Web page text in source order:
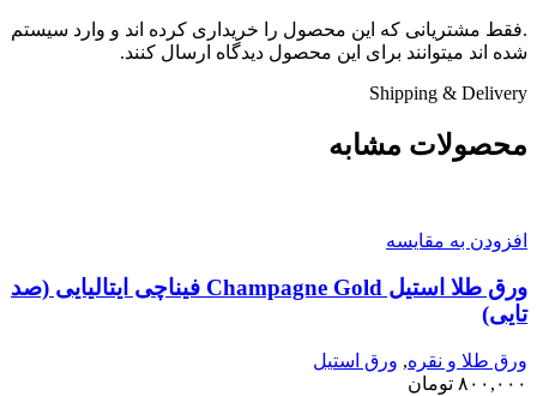
.فقط مشتریانی که این محصول را خریداری کرده اند و وارد سیستم
شده اند میتوانند برای این محصول دیدگاه ارسال کنند.
Shipping & Delivery
محصولات مشابه
افزودن به مقایسه
ورق طلا استیل Champagne Gold فیناچی ایتالیایی (صد
تایی)
ورق طلا و نقره, ورق استیل
۸۰۰,۰۰۰ تومان